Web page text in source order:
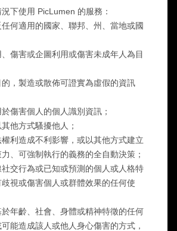
下使用 PicLumen 的服務：
何適用的國家、聯邦、州、當地或國
傷害或企圖利用或傷害未成年人為目
，製造或散佈可證實為虛假的資訊
傷害個人的個人識別資訊；
他方式騷擾他人；
利造成不利影響，或以其他方式建立
、可強制執行的義務的全自動決策；
交行為或已知或預測的個人或人格特
視或傷害個人或群體效果的任何使
年齡、社會、身體或精神特徵的任何
能造成該人或他人身心傷害的方式，